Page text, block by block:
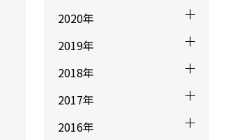
2020年
2019年
2018年
2017年
2016年